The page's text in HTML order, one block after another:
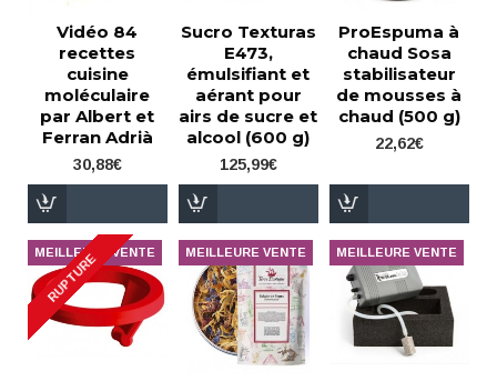
Vidéo 84
recettes
cuisine
moléculaire
par Albert et
Ferran Adrià
30,88€
Sucro Texturas
E473,
émulsifiant et
aérant pour
airs de sucre et
alcool (600 g)
125,99€
ProEspuma à
chaud Sosa
stabilisateur
de mousses à
chaud (500 g)
22,62€
MEILLEURE VENTE
RUPTURE MEILLEURE VENTE MEILLEURE VENTE